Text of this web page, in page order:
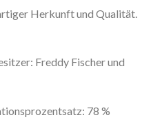
Herkunft und Qualität.
Freddy Fischer und
78 %